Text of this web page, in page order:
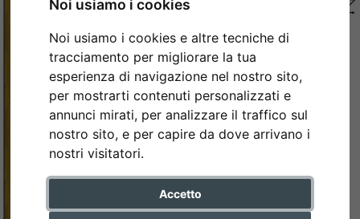
Noi usiamo i cookies
Noi usiamo i cookies e altre tecniche di
tracciamento per migliorare la tua
esperienza di navigazione nel nostro sito,
per mostrarti contenuti personalizzati e
annunci mirati, per analizzare il traffico sul
nostro sito, e per capire da dove arrivano i
nostri visitatori.
Accetto
Indietro